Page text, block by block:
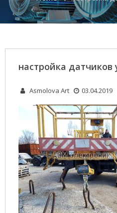
настройка датчиков
Asmolova Art 03.04.2019